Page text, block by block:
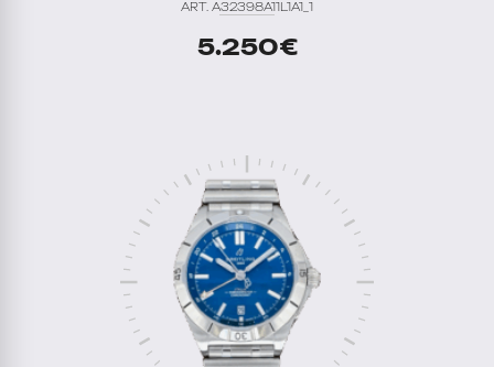
ART. A32398A11L1A1_1
5.250€